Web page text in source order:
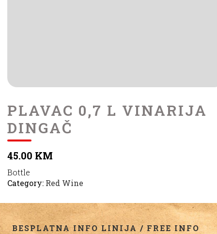
PLAVAC 0,7 L VINARIJA
DINGAČ
45.00 KM
Bottle
Category: Red Wine
BESPLATNA INFO LINIJA / FREE INFO